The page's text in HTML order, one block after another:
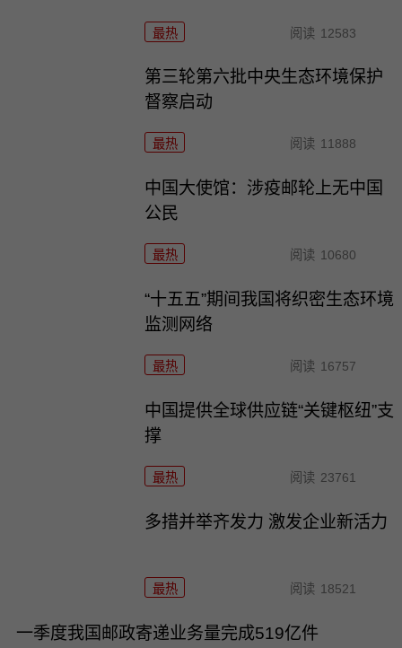
最热 阅读 12583
第三轮第六批中央生态环境保护
督察启动
最热 阅读 11888
中国大使馆：涉疫邮轮上无中国
公民
最热 阅读 10680
“十五五”期间我国将织密生态环境
监测网络
最热 阅读 16757
中国提供全球供应链“关键枢纽”支
撑
最热 阅读 23761
多措并举齐发力 激发企业新活力
最热 阅读 18521
一季度我国邮政寄递业务量完成519亿件